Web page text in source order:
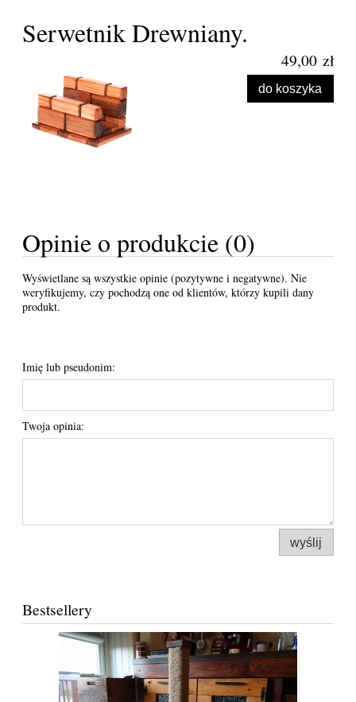
Serwetnik Drewniany.
49,00 zł
do koszyka
Opinie o produkcie (0)
Wyświetlane są wszystkie opinie (pozytywne i negatywne). Nie
weryfikujemy, czy pochodzą one od klientów, którzy kupili dany
produkt.
Imię lub pseudonim:
Twoja opinia:
wyślij
Bestsellery